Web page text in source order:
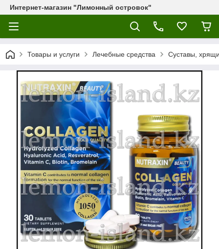
Интернет-магазин "Лимонный островок"
Товары и услуги Лечебные средства Суставы,